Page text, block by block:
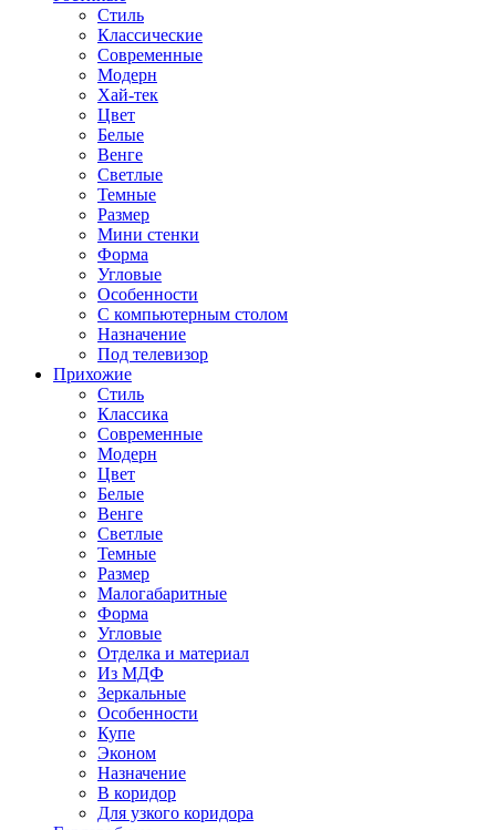
Стиль
Классические
Современные
Модерн
Хай-тек
Цвет
Белые
Венге
Светлые
Темные
Размер
Мини стенки
Форма
Угловые
Особенности
С компьютерным столом
Назначение
Под телевизор
Прихожие
Стиль
Классика
Современные
Модерн
Цвет
Белые
Венге
Светлые
Темные
Размер
Малогабаритные
Форма
Угловые
Отделка и материал
Из МДФ
Зеркальные
Особенности
Купе
Эконом
Назначение
В коридор
Для узкого коридора